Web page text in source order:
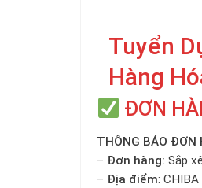
Tuyển
Hàng
ĐƠN
THÔNG BÁO ĐƠN
– Đơn hàng: Sắp
– Địa điểm: CHIBA